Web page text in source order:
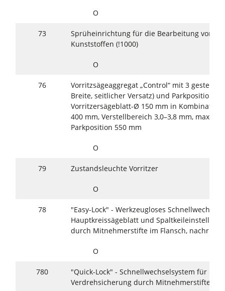
O
73
Sprüheinrichtung für die Bearbeitung von
Kunststoffen (!1000)
O
76
Vorritzsägeaggregat „Control“ mit 3
Breite, seitlicher Versatz) und Parkposition,
Vorritzersägeblatt-Ø 150 mm in
400 mm, Verstellbereich 3,0–3,8 mm, max.
Parkposition 550 mm
O
79 Zustandsleuchte Vorritzer
O
78
"Easy-Lock" - Werkzeugloses
Hauptkreissägeblatt und
durch Mitnehmerstifte im Flansch,
O
780
"Quick-Lock" - Schnellwechselsystem für
Verdrehsicherung durch Mitnehmerstifte im